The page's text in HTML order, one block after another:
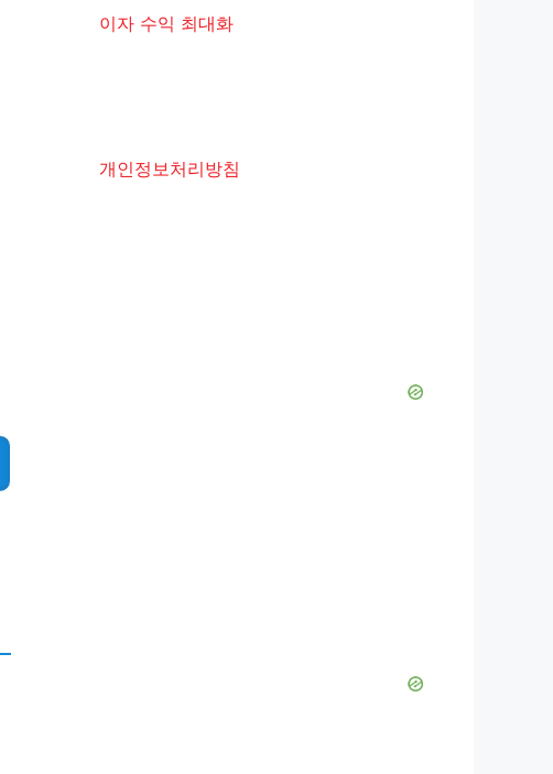
이자 수익 최대화
개인정보처리방침